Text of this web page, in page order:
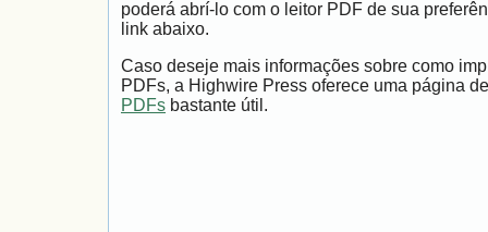
poderá abrí-lo com o leitor PDF de sua
link abaixo.
Caso deseje mais informações sobre como
PDFs, a Highwire Press oferece uma página
PDFs bastante útil.